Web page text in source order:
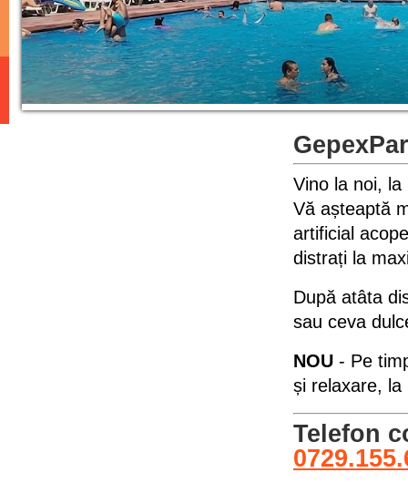
Vino la noi,
Vă așteaptă
artificial
distrați la
După atâta
sau ceva
NOU - Pe
și relaxare,
Telefon